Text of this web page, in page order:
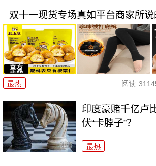
双十一现货专场真如平台商家所说
最热 阅读
印度豪赌千亿卢
伏“卡脖子”？
最热